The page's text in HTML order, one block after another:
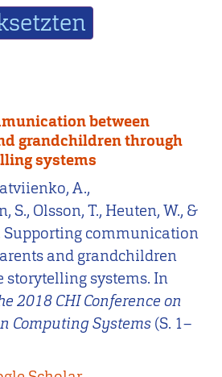
between
grandchildren through
systems
A.,
Olsson, T., Heuten, W., &
Supporting communication
and grandchildren
systems. In
2018 CHI Conference on
Computing Systems(S. 1–